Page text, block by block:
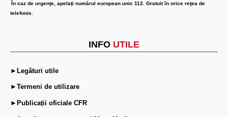
În caz de urgenţe, apelaţi numărul european unic 112. Gratuit în orice reţea de
telefonie.
INFO UTILE
►Legături utile
►Termeni de utilizare
►Publicații oficiale CFR